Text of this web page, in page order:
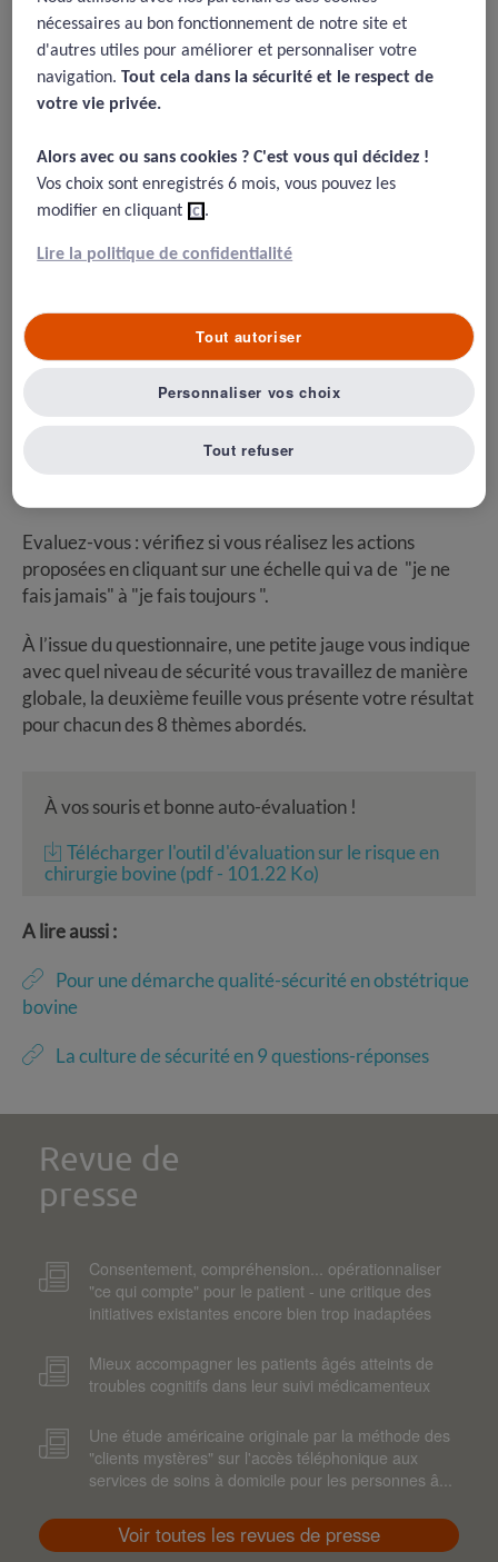
Travailler de manière sûre implique de
connaître les risques auxquels on est
exposé. Quoi de mieux que de pouvoir
sécuriser sa pratique.
Nous vous proposons un outil simple
d’auto-évaluation du risque pour la
Auteur : Dr Vre Michel BAUSSIER et Dr Marie-Christine MOLL,
Directrice scientifique de la Prévention Médicale /
Il vous suffit de télécharger la grille Excel ci-dessous. Les
critères d’évaluation portent sur le péri et le per-
Evaluez-vous : vérifiez si vous réalisez les actions
proposées en cliquant sur une échelle qui va de "je ne
fais jamais" à "je fais toujours ".
À l’issue du questionnaire, une petite jauge vous indique
avec quel niveau de sécurité vous travaillez de manière
globale, la deuxième feuille vous présente votre résultat
pour chacun des 8 thèmes abordés.
À vos souris et bonne auto-évaluation !
Télécharger l'outil d'évaluation sur le risque en
chirurgie bovine (pdf - 101.22 Ko)
A lire aussi :
Pour une démarche qualité-sécurité en obstétrique
bovine
La culture de sécurité en 9 questions-réponses
Revue de
presse
Consentement, compréhension... opérationnaliser
"ce qui compte" pour le patient - une critique des
initiatives existantes encore bien trop inadaptées
Mieux accompagner les patients âgés atteints de
troubles cognitifs dans leur suivi médicamenteux
Une étude américaine originale par la méthode des
"clients mystères" sur l'accès téléphonique aux
services de soins à domicile pour les personnes â...
Voir toutes les revues de presse
nécessaires au bon fonctionnement de notre site et
d'autres utiles pour améliorer et personnaliser votre
navigation.Tout cela dans la sécurité et le respect de
votre vie privée.​
Alors avec ou sans cookies ? C'est vous qui décidez !​
Vos choix sont enregistrés 6 mois, vous pouvez les
modifier en cliquant ici.
Lire la politique de confidentialité
Tout refuser
Tout autoriser
Personnaliser vos choix